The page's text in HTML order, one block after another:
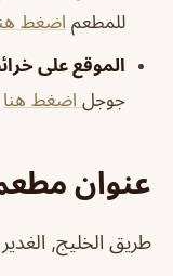
للمطعم اضغط
الموقع على
جوجل اضغط هنا
عنوان
طريق الخليج,